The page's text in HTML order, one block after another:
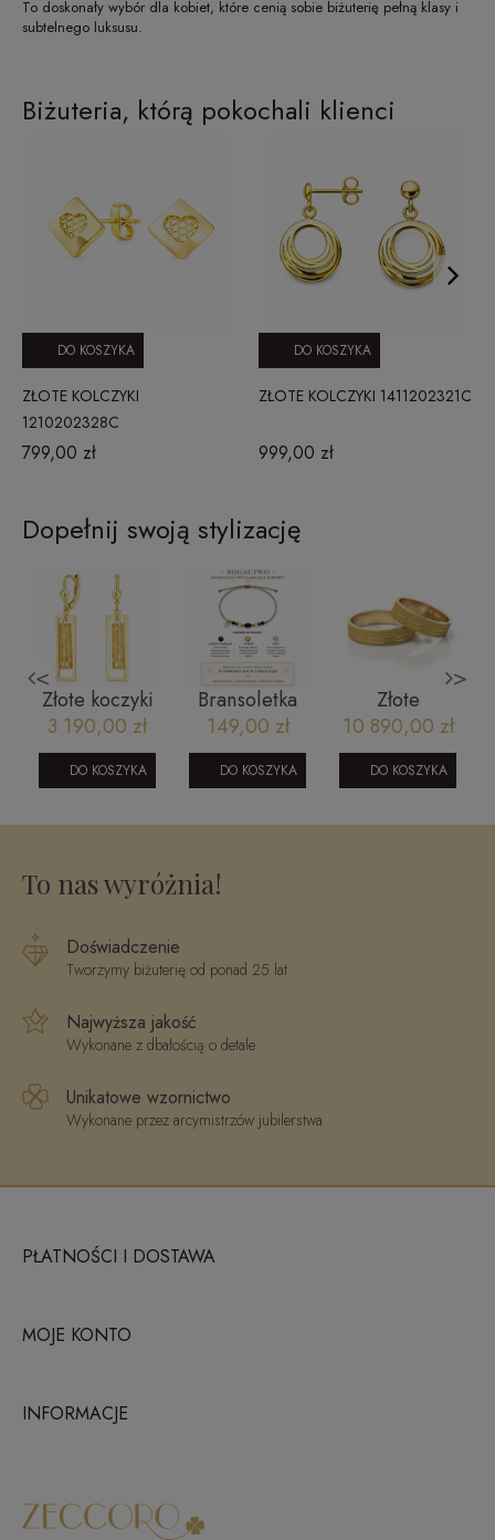
To doskonały wybór dla kobiet, które cenią sobie biżuterię pełną klasy i
subtelnego luksusu.
Biżuteria, którą pokochali klienci
ZŁOTE KOLCZYKI
1210202328C
799,00 zł
DO KOSZYKA
ZŁOTE KOLCZYKI 1411202321C
999,00 zł
DO KOSZYKA
Dopełnij swoją stylizację
<
Złote koczyki
wiszące
160420241S2
3 190,00 zł
DO KOSZYKA
Bransoletka
na szczęście:
Bogactwo
czarny
turmalin,
cyrtyn, piryt
149,00 zł
DO KOSZYKA
Złote
obrączki
ślubne model
127 żółte
złoto
10 890,00 zł
DO KOSZYKA
>
To nas wyróżnia!
Doświadczenie
Tworzymy biżuterię od ponad 25 lat
Najwyższa jakość
Wykonane z dbałością o detale
Unikatowe wzornictwo
Wykonane przez arcymistrzów jubilerstwa
PŁATNOŚCI I DOSTAWA
MOJE KONTO
INFORMACJE